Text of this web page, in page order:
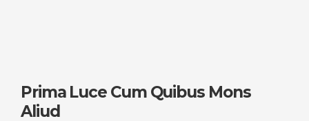
Prima Luce Cum Quibus Mons
Aliud